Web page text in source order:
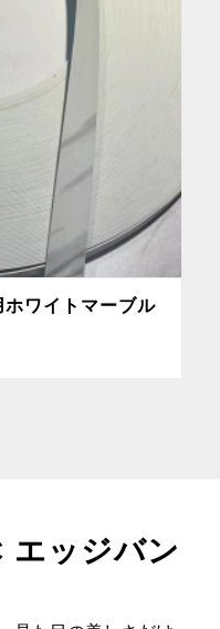
ワイトマーブル
エッジバン